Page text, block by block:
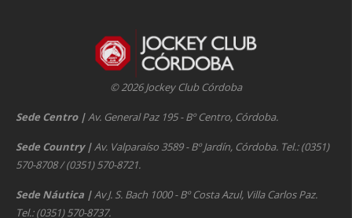
© 2026 Jockey Club Córdoba
Sede Centro |Av. General Paz 195 - Bº Centro, Córdoba.
Sede Country |Av. Valparaíso 3589 - Bº Jardín, Córdoba. Tel.: (0351)
570-8708 / (0351) 570-8721.
Sede Náutica |Av J. S. Bach 1000 - Bº Costa Azul, Villa Carlos Paz.
Tel.: (0351) 570-8737.